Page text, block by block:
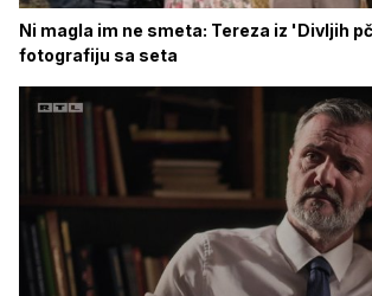
Ni magla im ne smeta: Tereza iz 'Divljih
fotografiju sa seta